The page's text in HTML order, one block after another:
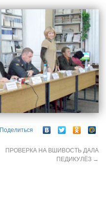
Поделиться
ПРОВЕРКА НА ВШИВОСТЬ ДАЛА
ПЕДИКУЛЁЗ →